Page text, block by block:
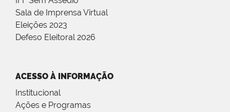
Sala de Imprensa Virtual
Eleições 2023
Defeso Eleitoral 2026
ACESSO À INFORMAÇÃO
Institucional
Ações e Programas